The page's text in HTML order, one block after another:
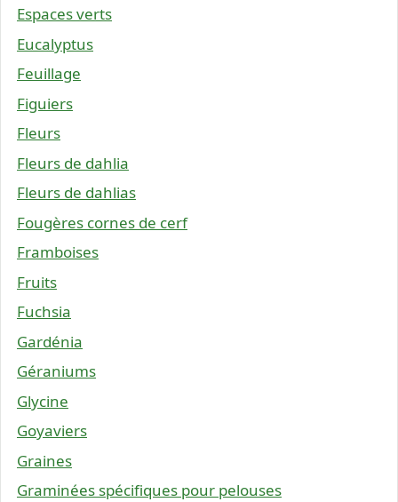
Espaces verts
Eucalyptus
Feuillage
Figuiers
Fleurs
Fleurs de dahlia
Fleurs de dahlias
Fougères cornes de cerf
Framboises
Fruits
Fuchsia
Gardénia
Géraniums
Glycine
Goyaviers
Graines
Graminées spécifiques pour pelouses